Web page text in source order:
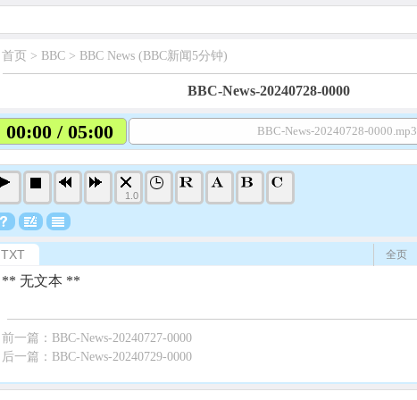
首页 > BBC > BBC News (BBC新闻5分钟)
BBC-News-20240728-0000
00:00 / 05:00 BBC-News-20240728-0000.mp3
1.0
TXT 全页
** 无文本 **
前一篇： BBC-News-20240727-0000
后一篇： BBC-News-20240729-0000